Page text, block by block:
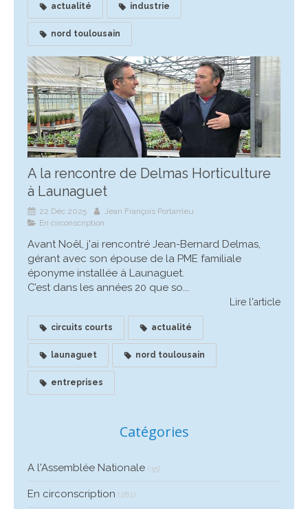
actualité industrie
nord toulousain
A la rencontre de Delmas Horticulture
à Launaguet
22 Déc 2025
Jean François Portarrieu
En circonscription
Avant Noêl, j'ai rencontré Jean-Bernard Delmas,
gérant avec son épouse de la PME familiale
éponyme installée à Launaguet.
C’est dans les années 20 que so...
Lire l'article
circuits courts actualité
launaguet nord toulousain
entreprises
Catégories
A l'Assemblée Nationale (35)
En circonscription (281)